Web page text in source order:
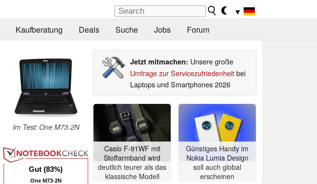
▼
Kaufberatung Deals Suche Jobs Forum
Im Test: One M73-2N
Gut (83%)
One M73-2N
Jetzt mitmachen: Unsere große
Umfrage zur Servicezufriedenheitbei
Laptops und Smartphones 2026
Casio F-91WF mit
Stoffarmband wird
deutlich teurer als das
klassische Modell
Günstiges Handy im
Nokia Lumia Design
soll auch global
erscheinen